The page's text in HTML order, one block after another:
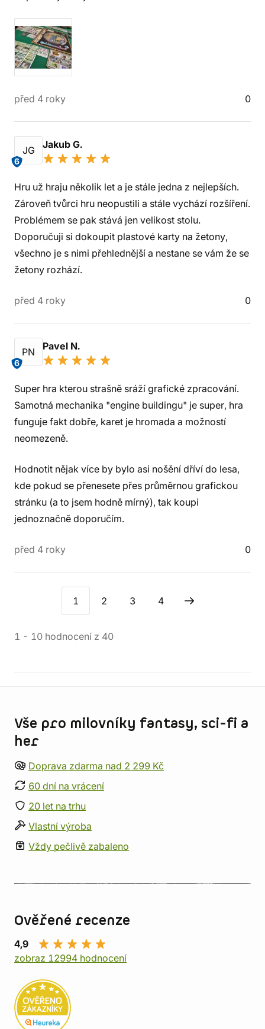
před 4 roky 0
JG
6
Jakub G.
Hru už hraju několik let a je stále jedna z nejlepších.
Zároveň tvůrci hru neopustili a stále vychází rozšíření.
Problémem se pak stává jen velikost stolu.
Doporučuji si dokoupit plastové karty na žetony,
všechno je s nimi přehlednější a nestane se vám že se
žetony rozhází.
před 4 roky 0
PN
6
Pavel N.
Super hra kterou strašně sráží grafické zpracování.
Samotná mechanika "engine buildingu" je super, hra
funguje fakt dobře, karet je hromada a možností
neomezeně.
Hodnotit nějak více by bylo asi nošění dříví do lesa,
kde pokud se přenesete přes průměrnou grafickou
stránku (a to jsem hodně mírný), tak koupi
jednoznačně doporučím.
před 4 roky 0
1 2 3 4
1 - 10 hodnocení z 40
Vše pro milovníky fantasy, sci-fi a
her
Doprava zdarma nad 2 299 Kč
60 dní na vrácení
20 let na trhu
Vlastní výroba
Vždy pečlivě zabaleno
Ověřené recenze
4,9
zobraz 12994 hodnocení